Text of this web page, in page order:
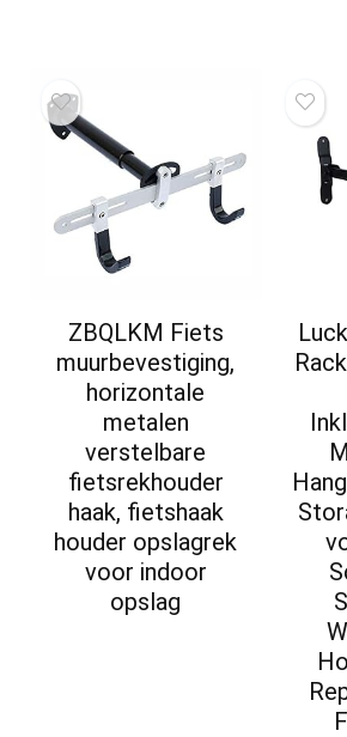
ZBQLKM Fiets
muurbevestiging,
horizontale
metalen
verstelbare
fietsrekhouder
haak, fietshaak
houder opslagrek
voor indoor
opslag